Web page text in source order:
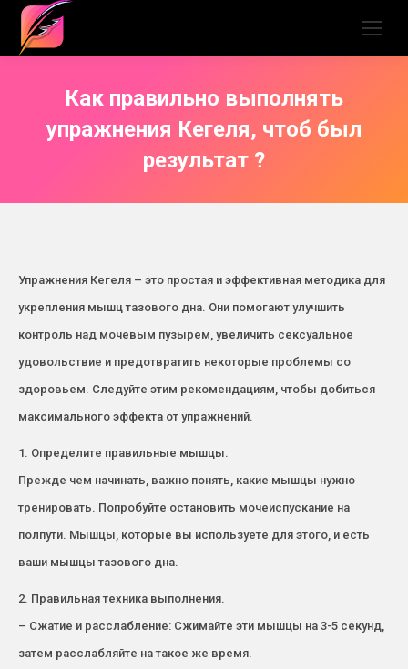
Как правильно выполнять
упражнения Кегеля, чтоб был
результат ?
Упражнения Кегеля – это простая и эффективная методика для
укрепления мышц тазового дна. Они помогают улучшить
контроль над мочевым пузырем, увеличить сексуальное
удовольствие и предотвратить некоторые проблемы со
здоровьем. Следуйте этим рекомендациям, чтобы добиться
максимального эффекта от упражнений.
1. Определите правильные мышцы.
Прежде чем начинать, важно понять, какие мышцы нужно
тренировать. Попробуйте остановить мочеиспускание на
полпути. Мышцы, которые вы используете для этого, и есть
ваши мышцы тазового дна.
2. Правильная техника выполнения.
– Сжатие и расслабление: Сжимайте эти мышцы на 3-5 секунд,
затем расслабляйте на такое же время.